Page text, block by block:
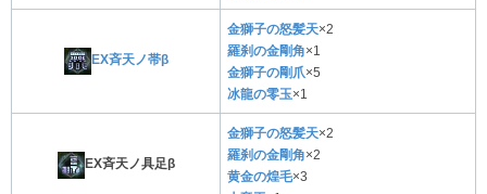
EX斉天ノ帯β
金獅子の怒髪天×2
羅刹の金剛角×1
金獅子の剛爪×5
冰龍の零玉×1
EX斉天ノ具足β
金獅子の怒髪天×2
羅刹の金剛角×2
黄金の煌毛×3